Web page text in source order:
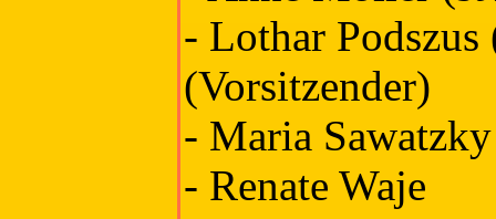
- Lothar Podszus
(Vorsitzender)
- Maria Sawatzky
- Renate Waje